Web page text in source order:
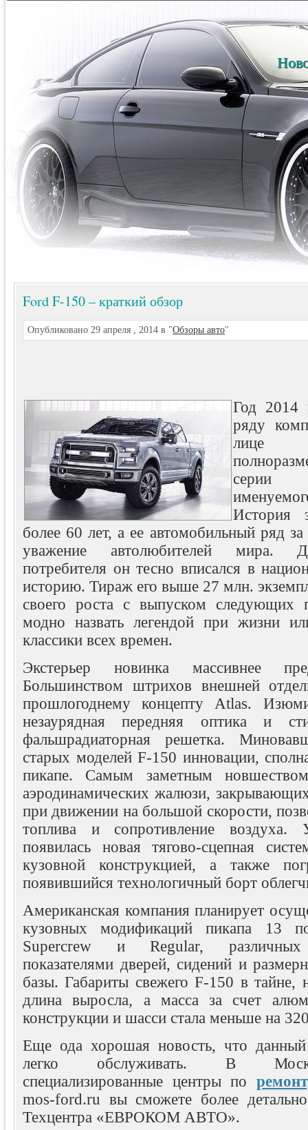
Ford F-150 – краткий обзор
Опубликовано 29 апреля , 2014 в "Обзоры авто"
Год 2014
ряду
лице
серии
История
более 60 лет, а ее автомобильный ряд
уважение автолюбителей мира.
потребителя он тесно вписался в
историю. Тираж его выше 27 млн.
своего роста с выпуском следующих
модно назвать легендой при жизни
классики всех времен.
Экстерьер новинка массивнее
Большинством штрихов внешней
прошлогоднему концепту Atlas.
незаурядная передняя оптика и
фальшрадиаторная решетка.
старых моделей F-150 инновации,
пикапе. Самым заметным
аэродинамических жалюзи,
при движении на большой скорости,
топлива и сопротивление
появилась новая тягово-сцепная
кузовной конструкцией, а также
появившийся технологичный борт
Американская компания планирует
кузовных модификаций пикапа 13
Supercrew и Regular, различных
показателями дверей, сидений и
базы. Габариты свежего F-150 в тайне,
длина выросла, а масса за счет
конструкции и шасси стала меньше на
Еще ода хорошая новость, что
легко обслуживать. В
специализированные центры по
mos-ford.ru вы сможете более
Техцентра «ЕВРОКОМ АВТО».